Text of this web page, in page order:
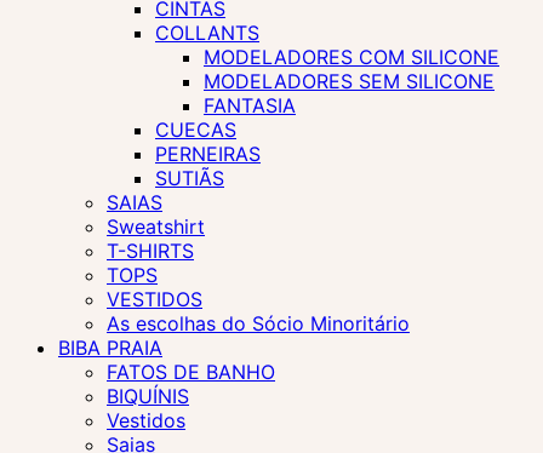
CINTAS
COLLANTS
MODELADORES COM SILICONE
MODELADORES SEM SILICONE
FANTASIA
CUECAS
PERNEIRAS
SUTIÃS
SAIAS
Sweatshirt
T-SHIRTS
TOPS
VESTIDOS
As escolhas do Sócio Minoritário
BIBA PRAIA
FATOS DE BANHO
BIQUÍNIS
Vestidos
Saias